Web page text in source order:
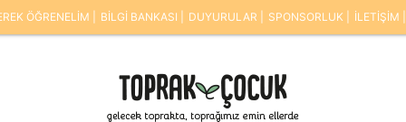
ÖĞRENELİM BİLGİ BANKASI DUYURULAR SPONSORLUK İLETİŞİM